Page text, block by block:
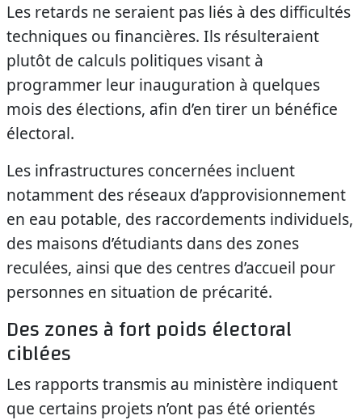
Les retards ne seraient pas liés à des difficultés
techniques ou financières. Ils résulteraient
plutôt de calculs politiques visant à
programmer leur inauguration à quelques
mois des élections, afin d’en tirer un bénéfice
électoral.
Les infrastructures concernées incluent
notamment des réseaux d’approvisionnement
en eau potable, des raccordements individuels,
des maisons d’étudiants dans des zones
reculées, ainsi que des centres d’accueil pour
personnes en situation de précarité.
Des zones à fort poids électoral
ciblées
Les rapports transmis au ministère indiquent
que certains projets n’ont pas été orientés